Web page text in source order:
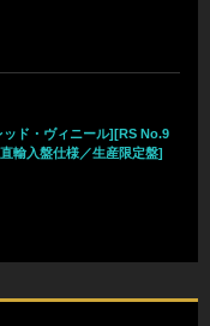
ド・ヴィニール][RS No.9
輸入盤仕様／生産限定盤]